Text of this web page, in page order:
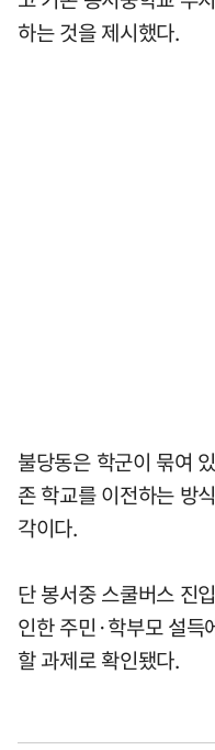
하는 것을 제시했다.
불당동은 학군이 묶여
존 학교를 이전하는 방
각이다.
단 봉서중 스쿨버스 진
인한 주민·학부모 설득
할 과제로 확인됐다.